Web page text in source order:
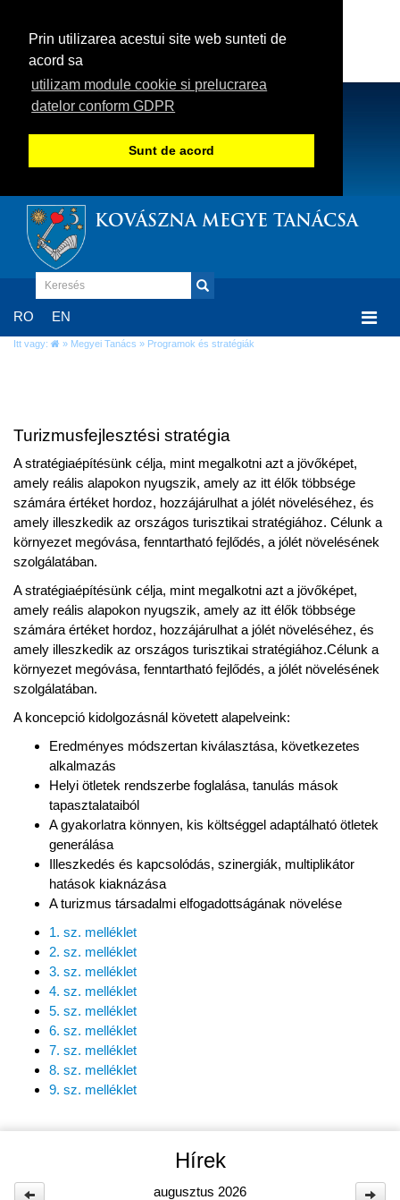
Prin utilizarea acestui site web sunteti de
acord sa
utilizam module cookie si prelucrarea
datelor conform GDPR
Sunt de acord
KOVÁSZNA MEGYE TANÁCSA
RO EN
Itt vagy: » Megyei Tanács » Programok és stratégiák
Turizmusfejlesztési stratégia
A stratégiaépítésünk célja, mint megalkotni azt a jövőképet,
amely reális alapokon nyugszik, amely az itt élők többsége
számára értéket hordoz, hozzájárulhat a jólét növeléséhez, és
amely illeszkedik az országos turisztikai stratégiához. Célunk a
környezet megóvása, fenntartható fejlődés, a jólét növelésének
szolgálatában.
A stratégiaépítésünk célja, mint megalkotni azt a jövőképet,
amely reális alapokon nyugszik, amely az itt élők többsége
számára értéket hordoz, hozzájárulhat a jólét növeléséhez, és
amely illeszkedik az országos turisztikai stratégiához.Célunk a
környezet megóvása, fenntartható fejlődés, a jólét növelésének
szolgálatában.
A koncepció kidolgozásnál követett alapelveink:
Eredményes módszertan kiválasztása, következetes
alkalmazás
Helyi ötletek rendszerbe foglalása, tanulás mások
tapasztalataiból
A gyakorlatra könnyen, kis költséggel adaptálható ötletek
generálása
Illeszkedés és kapcsolódás, szinergiák, multiplikátor
hatások kiaknázása
A turizmus társadalmi elfogadottságának növelése
1. sz. melléklet
2. sz. melléklet
3. sz. melléklet
4. sz. melléklet
5. sz. melléklet
6. sz. melléklet
7. sz. melléklet
8. sz. melléklet
9. sz. melléklet
Hírek
augusztus 2026